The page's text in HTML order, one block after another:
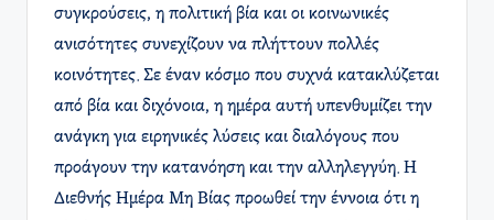
συγκρούσεις, η πολιτική βία και οι κοινωνικές
ανισότητες συνεχίζουν να πλήττουν πολλές
κοινότητες. Σε έναν κόσμο που συχνά κατακλύζεται
από βία και διχόνοια, η ημέρα αυτή υπενθυμίζει την
ανάγκη για ειρηνικές λύσεις και διαλόγους που
προάγουν την κατανόηση και την αλληλεγγύη. Η
Διεθνής Ημέρα Μη Βίας προωθεί την έννοια ότι η